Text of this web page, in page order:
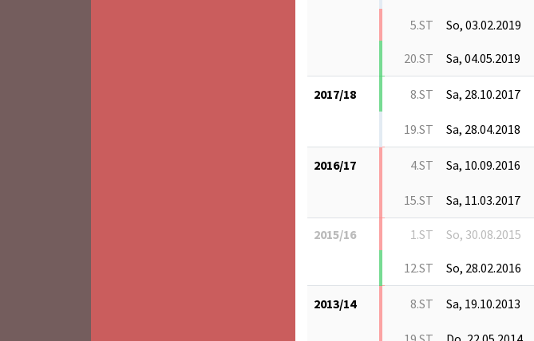
5.ST So, 03.02.2019
20.ST Sa, 04.05.2019
2017/18 8.ST Sa, 28.10.2017
19.ST Sa, 28.04.2018
2016/17 4.ST Sa, 10.09.2016
15.ST Sa, 11.03.2017
2015/16 1.ST So, 30.08.2015
12.ST So, 28.02.2016
2013/14 8.ST Sa, 19.10.2013